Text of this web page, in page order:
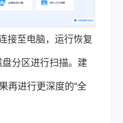
接至电脑，运行恢复
分区进行扫描。建
再进行更深度的“全